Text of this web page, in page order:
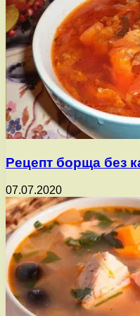
Рецепт борща без
07.07.2020